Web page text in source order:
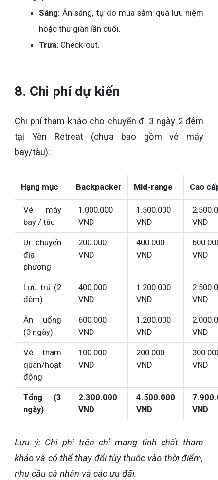
Sáng: Ăn sáng, tự do mua sắm quà lưu niệm
hoặc thư giãn lần cuối.
Trưa: Check-out.
8. Chi phí dự kiến
Chi phí tham khảo cho chuyến đi 3 ngày 2 đêm
tại Yên Retreat (chưa bao gồm vé máy
bay/tàu):
Hạng mục Backpacker Mid-range Cao
Vé máy
bay / tàu
1.000.000
VND
1.500.000
VND
VND
Di chuyển
địa
phương
200.000
VND
400.000
VND
VND
Lưu trú (2
đêm)
400.000
VND
1.200.000
VND
VND
Ăn uống
(3 ngày)
600.000
VND
1.200.000
VND
VND
Vé tham
quan/hoạt
động
100.000
VND
200.000
VND
VND
Tổng (3
ngày)
2.300.000
VND
4.500.000
VND
VND
Lưu ý: Chi phí trên chỉ mang tính chất tham
khảo và có thể thay đổi tùy thuộc vào thời điểm,
nhu cầu cá nhân và các ưu đãi.